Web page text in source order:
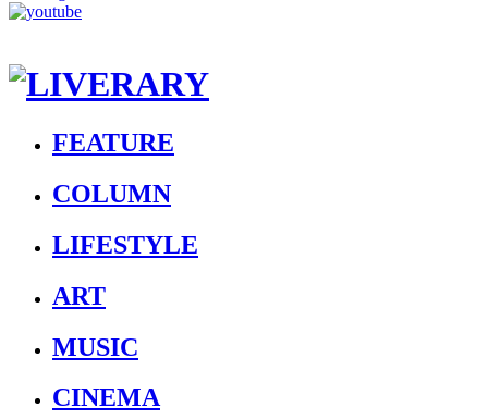
FEATURE
COLUMN
LIFESTYLE
ART
MUSIC
CINEMA